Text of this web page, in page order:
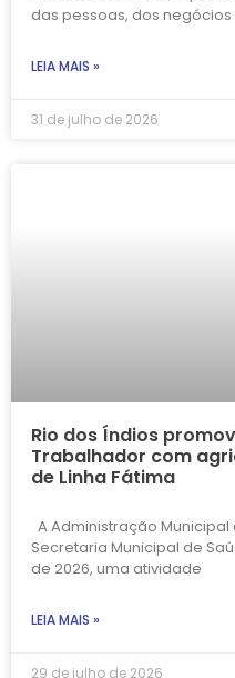
das pessoas, dos
LEIA MAIS »
31 de julho de 2026
Rio dos Índios
Trabalhador com
de Linha Fátima
A Administração
Secretaria Municipal de
de 2026, uma atividade
LEIA MAIS »
29 de julho de 2026